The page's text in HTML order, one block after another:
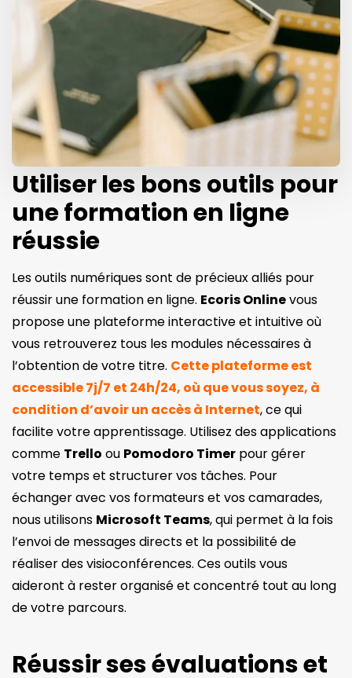
Utiliser les bons outils pour
une formation en ligne
réussie
Les outils numériques sont de précieux alliés pour
réussir une formation en ligne. Ecoris Onlinevous
propose une plateforme interactive et intuitive où
vous retrouverez tous les modules nécessaires à
l’obtention de votre titre. Cette plateforme est
accessible 7j/7 et 24h/24, où que vous soyez, à
condition d’avoir un accès à Internet, ce qui
facilite votre apprentissage. Utilisez des applications
comme Trello ou Pomodoro Timer pour gérer
votre temps et structurer vos tâches. Pour
échanger avec vos formateurs et vos camarades,
nous utilisons Microsoft Teams, qui permet à la fois
l’envoi de messages directs et la possibilité de
réaliser des visioconférences. Ces outils vous
aideront à rester organisé et concentré tout au long
de votre parcours.
Réussir ses évaluations et